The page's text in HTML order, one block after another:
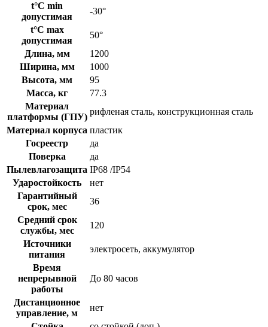
t°C min
допустимая
-30°
t°C max
допустимая
50°
Длина, мм
1200
Ширина, мм
1000
Высота, мм
95
Масса, кг
77.3
Материал
платформы (ГПУ)
рифленая сталь, конструкционная сталь
Материал корпуса пластик
Госреестр
да
Поверка
да
Пылевлагозащита IP68 /IP54
Ударостойкость
нет
Гарантийный
срок, мес
36
Средний срок
службы, мес
120
Источники
питания
электросеть, аккумулятор
Время
непрерывной
работы
До 80 часов
Дистанционное
управление, м
нет